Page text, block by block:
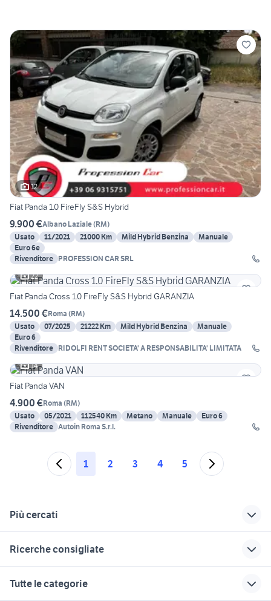
12
Fiat Panda 1.0 FireFly S&S Hybrid
9.900 €Albano Laziale(RM)
Usato
11/2021 21000 Km Mild Hybrid Benzina
Manuale
Euro 6e
Rivenditore PROFESSION CAR SRL
22
Fiat Panda Cross 1.0 FireFly S&S Hybrid GARANZIA
14.500 €Roma (RM)
Usato
07/2025 21222 Km Mild Hybrid Benzina
Manuale
Euro 6
Rivenditore RIDOLFI RENT SOCIETA' A RESPONSABILITA' LIMITATA
14
Fiat Panda VAN
4.900 €Roma (RM)
Usato
05/2021 112540 Km Metano Manuale
Euro 6
Rivenditore Autoin Roma S.r.l.
1 2 3 4 5
Più cercati
roma
Ricerche consigliate
ritmo abarth 130 tc
Tutte le categorie